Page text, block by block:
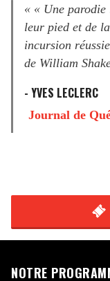
« « Une parodie
leur pied et de
incursion
de William
- YVES LECLERC
Journal de
NOTRE